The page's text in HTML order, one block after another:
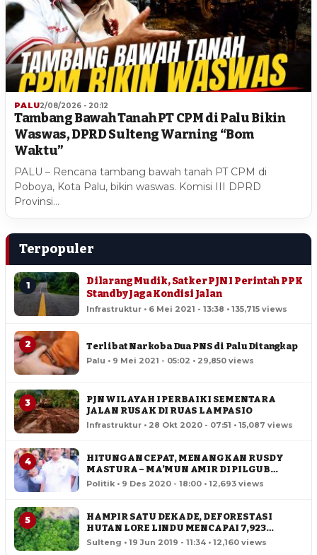
PALU2/08/2026 - 20:12
Tambang Bawah Tanah PT CPM di Palu Bikin
Waswas, DPRD Sulteng Warning “Bom
Waktu”
PALU – Rencana tambang bawah tanah PT CPM di
Poboya, Kota Palu, bikin waswas. Komisi III DPRD
Provinsi…
Terpopuler
1
Dilarang Mudik, Satker PJN I Perintah PPK
Standby Jaga Kondisi Jalan
Infrastruktur • 6 Mei 2021 - 13:38 • 135,715 views
2 Terlibat Narkoba Dua PNS di Palu Ditangkap
Palu • 9 Mei 2021 - 05:02 • 29,850 views
3
PJN WILAYAH I PERBAIKI SEMENTARA
JALAN RUSAK DI RUAS LAMPASIO
Infrastruktur • 28 Okt 2020 - 07:51 • 15,087 views
4
HITUNGAN CEPAT, MENANGKAN RUSDY
MASTURA – MA’MUN AMIR DI PILGUB
SULTENG
Politik • 9 Des 2020 - 18:00 • 12,693 views
5
HAMPIR SATU DEKADE, DEFORESTASI
HUTAN LORE LINDU MENCAPAI 7,923
HEKTAR
Sulteng • 19 Jun 2019 - 11:34 • 12,160 views